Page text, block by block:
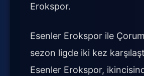
Erokspor.
Esenler Erokspor ile
sezon ligde iki kez
Esenler Erokspor,